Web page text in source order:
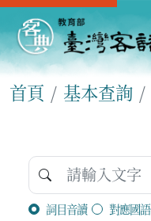
首頁 基本查詢
詞目音讀 對應國語